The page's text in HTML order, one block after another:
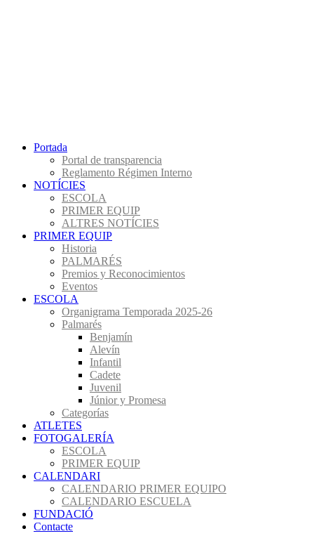
Portada
Portal de transparencia
Reglamento Régimen Interno
NOTÍCIES
ESCOLA
PRIMER EQUIP
ALTRES NOTÍCIES
PRIMER EQUIP
Historia
PALMARÉS
Premios y Reconocimientos
Eventos
ESCOLA
Organigrama Temporada 2025-26
Palmarés
Benjamín
Alevín
Infantil
Cadete
Juvenil
Júnior y Promesa
Categorías
ATLETES
FOTOGALERÍA
ESCOLA
PRIMER EQUIP
CALENDARI
CALENDARIO PRIMER EQUIPO
CALENDARIO ESCUELA
FUNDACIÓ
Contacte